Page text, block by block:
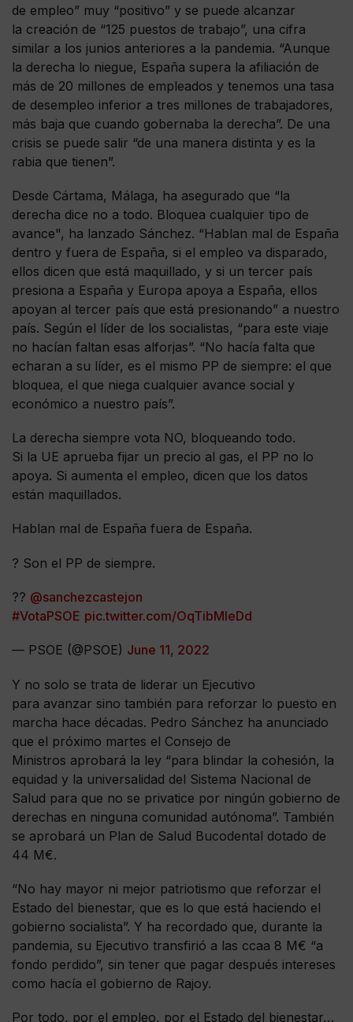
de empleo” muy “positivo” y se puede alcanzar
la creación de “125 puestos de trabajo”, una cifra
similar a los junios anteriores a la pandemia. “Aunque
la derecha lo niegue, España supera la afiliación de
más de 20 millones de empleados y tenemos una tasa
de desempleo inferior a tres millones de trabajadores,
más baja que cuando gobernaba la derecha”. De una
crisis se puede salir “de una manera distinta y es la
rabia que tienen”.
Desde Cártama, Málaga, ha asegurado que “la
derecha dice no a todo. Bloquea cualquier tipo de
avance", ha lanzado Sánchez. “Hablan mal de España
dentro y fuera de España, si el empleo va disparado,
ellos dicen que está maquillado, y si un tercer país
presiona a España y Europa apoya a España, ellos
apoyan al tercer país que está presionando” a nuestro
país. Según el líder de los socialistas, “para este viaje
no hacían faltan esas alforjas”. “No hacía falta que
echaran a su líder, es el mismo PP de siempre: el que
bloquea, el que niega cualquier avance social y
económico a nuestro país”.
La derecha siempre vota NO, bloqueando todo.
Si la UE aprueba fijar un precio al gas, el PP no lo
apoya. Si aumenta el empleo, dicen que los datos
están maquillados.
Hablan mal de España fuera de España.
? Son el PP de siempre.
?? @sanchezcastejon
#VotaPSOE pic.twitter.com/OqTibMleDd
— PSOE (@PSOE) June 11, 2022
Y no solo se trata de liderar un Ejecutivo
para avanzar sino también para reforzar lo puesto en
marcha hace décadas. Pedro Sánchez ha anunciado
que el próximo martes el Consejo de
Ministros aprobará la ley “para blindar la cohesión, la
equidad y la universalidad del Sistema Nacional de
Salud para que no se privatice por ningún gobierno de
derechas en ninguna comunidad autónoma”. También
se aprobará un Plan de Salud Bucodental dotado de
44 M€.
“No hay mayor ni mejor patriotismo que reforzar el
Estado del bienestar, que es lo que está haciendo el
gobierno socialista”. Y ha recordado que, durante la
pandemia, su Ejecutivo transfirió a las ccaa 8 M€ “a
fondo perdido”, sin tener que pagar después intereses
como hacía el gobierno de Rajoy.
Por todo, por el empleo, por el Estado del bienestar…